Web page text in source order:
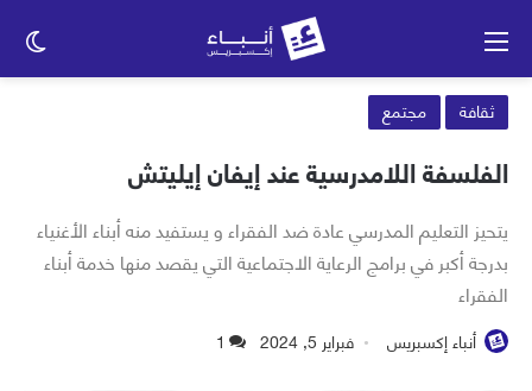
ثقافة مجتمع
الفلسفة اللامدرسية عند إيفان إيليتش
يتحيز التعليم المدرسي عادة ضد الفقراء و يستفيد منه أبناء الأغنياء
بدرجة أكبر في برامج الرعاية الاجتماعية التي يقصد منها خدمة أبناء
الفقراء
أنباء إكسبريس فبراير 5, 2024 1